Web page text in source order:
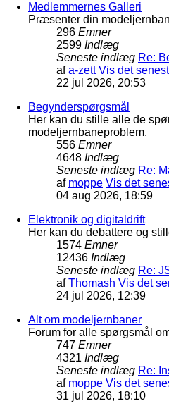
Medlemmernes Galleri
Præsenter din
296 Emner
2599 Indlæg
Seneste indlæg Re:
afa-zett Vis det
22 jul 2026, 20:53
Begynderspørgsmål
Her kan du stille alle de
modeljernbaneproblem.
556 Emner
4648 Indlæg
Seneste indlæg Re:
af moppe Vis det
04 aug 2026, 18:59
Elektronik og digitaldrift
Her kan du debattere og
1574 Emner
12436 Indlæg
Seneste indlæg Re:
afThomash Vis det
24 jul 2026, 12:39
Alt om modeljernbaner
Forum for alle spørgsmål
747 Emner
4321 Indlæg
Seneste indlæg Re:
af moppe Vis det
31 jul 2026, 18:10